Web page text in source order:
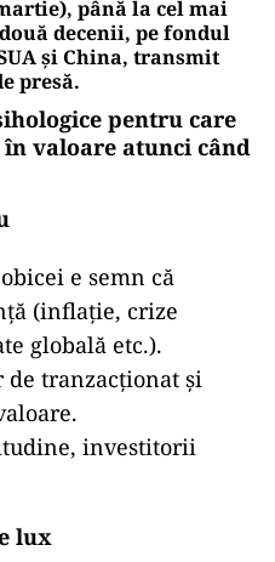
până la cel mai
decenii, pe fondul
şi China, transmit
presă.
pentru care
valoare atunci când
e semn că
(inflație, crize
globală etc.).
tranzacționat și
investitorii
lux